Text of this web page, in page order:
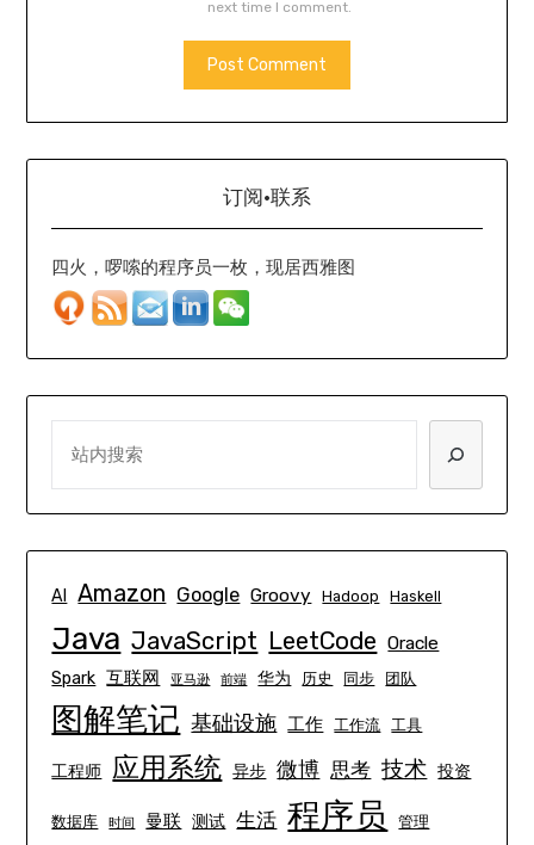
next time I comment.
订阅·联系
四火，啰嗦的程序员一枚，现居西雅图
AI Amazon Google Groovy Hadoop Haskell
Java JavaScript LeetCode Oracle
Spark 互联网 亚马逊 前端 华为 历史 同步 团队
图解笔记 基础设施 工作 工作流 工具
工程师 应用系统 异步 微博 思考 技术 投资
数据库 时间 曼联 测试 生活 程序员 管理